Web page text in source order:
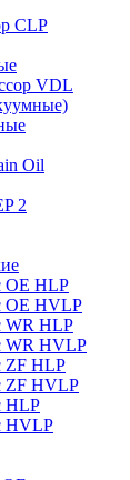
CLP
VDL
Oil
2
OE HLP
OE HVLP
WR HLP
WR HVLP
ZF HLP
ZF HVLP
HLP
HVLP